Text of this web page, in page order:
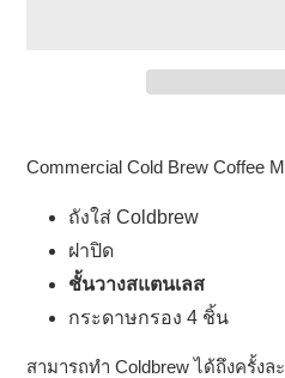
เพิ่มสิน
ตะกร้า
สินค้า
ของ
Commercial Cold Brew Coffee
ถังใส่ Coldbrew
ฝาปิด
ชั้นวางสแตนเลส
กระดาษกรอง 4 ชิ้น
สามารถทำ Coldbrew ได้ถึงครั้งล